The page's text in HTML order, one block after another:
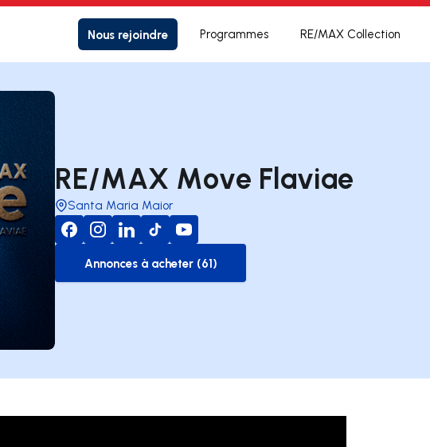
Nous rejoindre Programmes RE/MAX Collection
RE/MAX Move Flaviae
Santa Maria Maior
to-buy-listing
Annonces à acheter (61)